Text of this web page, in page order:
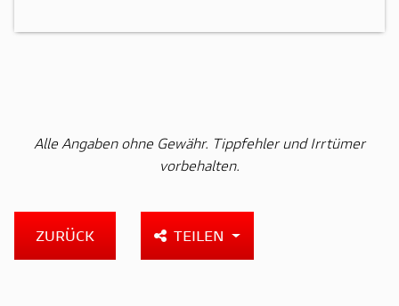
Alle Angaben ohne Gewähr. Tippfehler und Irrtümer
vorbehalten.
ZURÜCK TEILEN